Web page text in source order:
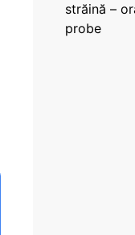
străină –
probe